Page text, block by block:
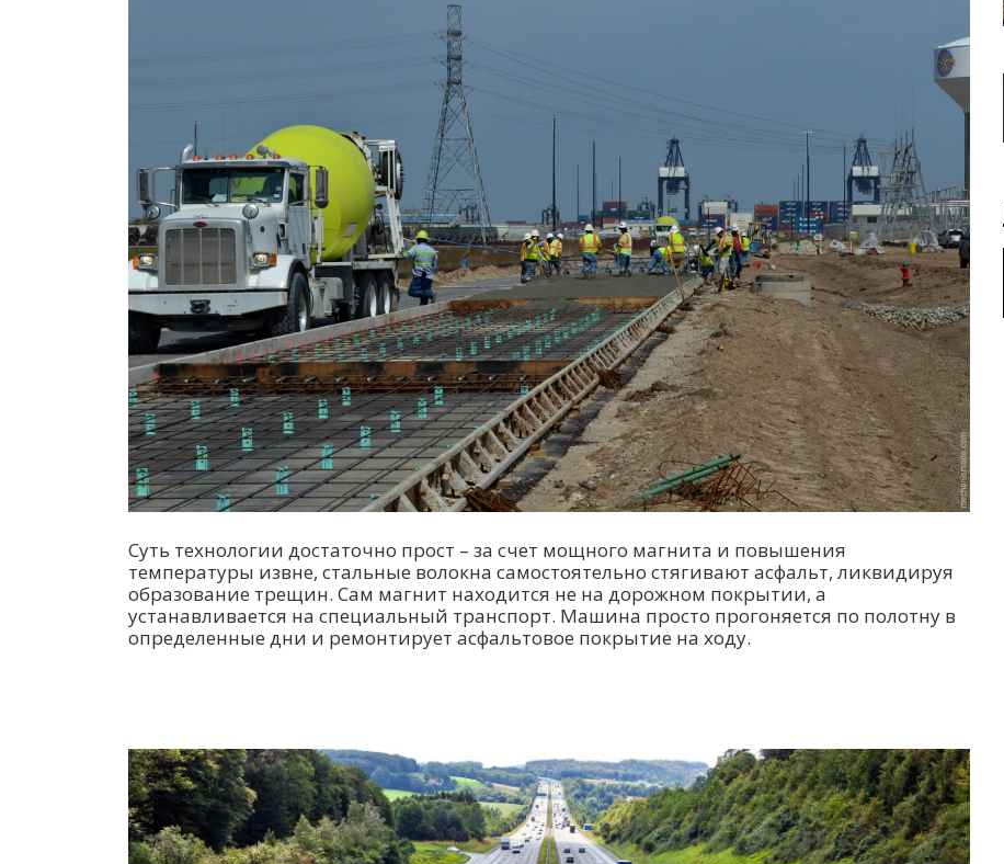
Суть технологии достаточно прост – за счет мощного магнита и повышения
температуры извне, стальные волокна самостоятельно стягивают асфальт, ликвидируя
образование трещин. Сам магнит находится не на дорожном покрытии, а
устанавливается на специальный транспорт. Машина просто прогоняется по полотну в
определенные дни и ремонтирует асфальтовое покрытие на ходу.